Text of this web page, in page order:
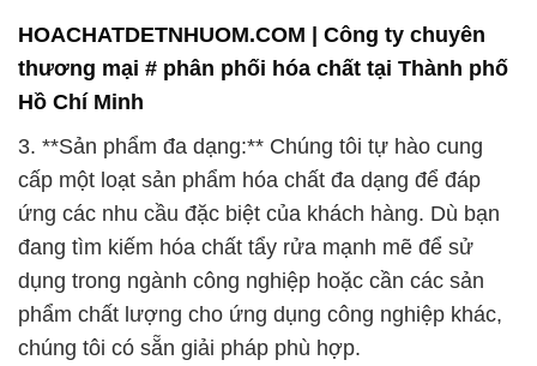
phẩm chất lượng cho ứng dụng công nghiệp khác,
chúng tôi có sẵn giải pháp phù hợp.
4. **Chất lượng hàng đầu:** Chất lượng là ưu tiên
hàng đầu của chúng tôi. Chúng tôi sử dụng nguyên
liệu chất lượng cao và quy trình sản xuất tiên tiến
để đảm bảo rằng sản phẩm của chúng tôi luôn đạt
được tiêu chuẩn cao nhất. Điều này giúp bạn an
tâm về hiệu suất và độ an toàn khi sử dụng sản
phẩm của chúng tôi trong quy trình công nghiệp của
bạn.